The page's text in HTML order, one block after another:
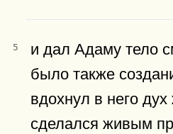
5
и дал Адаму тело
было также
вдохнул в него
сделался живым